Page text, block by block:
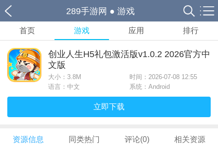
289手游网 ● 游戏
首页 游戏 应用 排行
创业人生H5礼包激活版v1.0.2 2026官方中
文版
大小： 3.8M
时间：2026-07-08 12:55
语言：中文
系统：Android
立即下载
资源信息 同类热门 评论(0) 相关资源